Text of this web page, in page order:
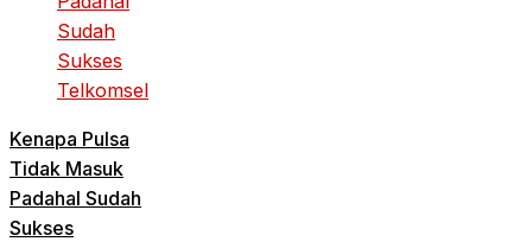
Kenapa Pulsa
Tidak Masuk
Padahal Sudah
Sukses